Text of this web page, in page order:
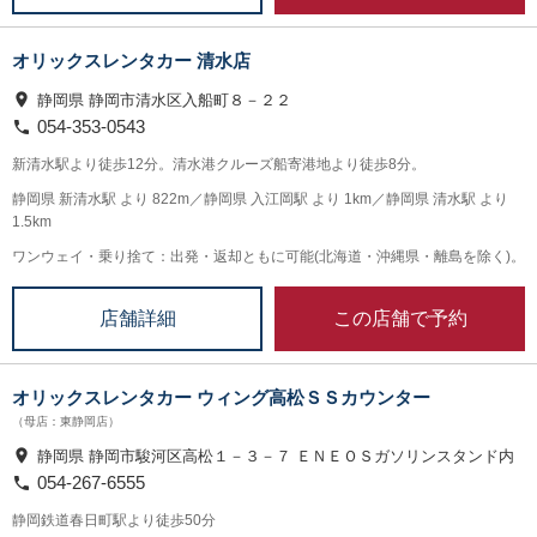
オリックスレンタカー 清水店
静岡県 静岡市清水区入船町８－２２
054-353-0543
新清水駅より徒歩12分。清水港クルーズ船寄港地より徒歩8分。
静岡県 新清水駅 より 822m／静岡県 入江岡駅 より 1km／静岡県 清水駅 より
1.5km
ワンウェイ・乗り捨て：出発・返却ともに可能(北海道・沖縄県・離島を除く)。
店舗詳細 この店舗で予約
オリックスレンタカー ウィング高松ＳＳカウンター
（母店：東静岡店）
静岡県 静岡市駿河区高松１－３－７ ＥＮＥＯＳガソリンスタンド内
054-267-6555
静岡鉄道春日町駅より徒歩50分